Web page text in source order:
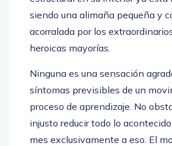
siendo una alimaña pequeña y
acorralada por los
heroicas mayorías.
Ninguna es una sensación
síntomas previsibles de un
proceso de aprendizaje. No
injusto reducir todo lo
mes exclusivamente a eso. El